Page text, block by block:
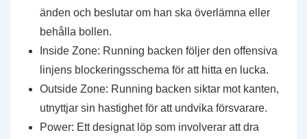
änden och beslutar om han ska överlämna eller
behålla bollen.
Inside Zone: Running backen följer den offensiva
linjens blockeringsschema för att hitta en lucka.
Outside Zone: Running backen siktar mot kanten,
utnyttjar sin hastighet för att undvika försvarare.
Power: Ett designat löp som involverar att dra